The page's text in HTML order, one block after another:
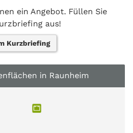
ein Angebot. Füllen Sie
aus!
Kurzbriefing
in Raunheim